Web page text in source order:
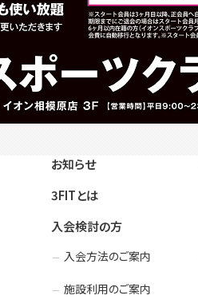
お知らせ
3FITとは
入会検討の方
入会方法のご案内
施設利用のご案内